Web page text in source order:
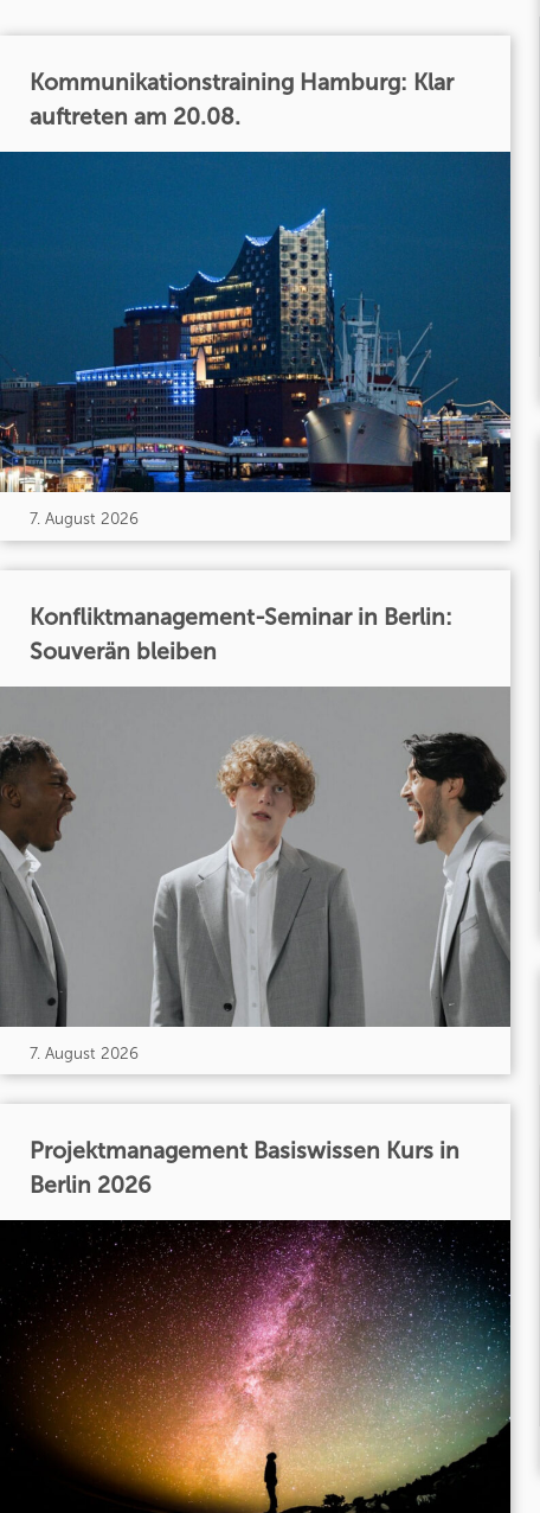
Kommunikationstraining Hamburg: Klar
auftreten am 20.08.
7. August 2026
Konfliktmanagement-Seminar in Berlin:
Souverän bleiben
7. August 2026
Projektmanagement Basiswissen Kurs in
Berlin 2026